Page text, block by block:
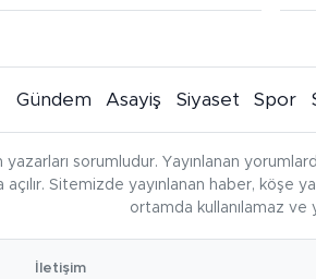
Gündem Asayiş Siyaset Spor
sorumludur. Yayınlanan
Sitemizde yayınlanan haber, köşe
ortamda kullanılamaz ve
İletişim